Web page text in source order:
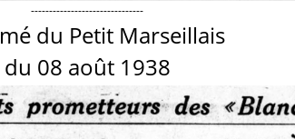
-------------------------------
du Petit Marseillais
du 08 août 1938